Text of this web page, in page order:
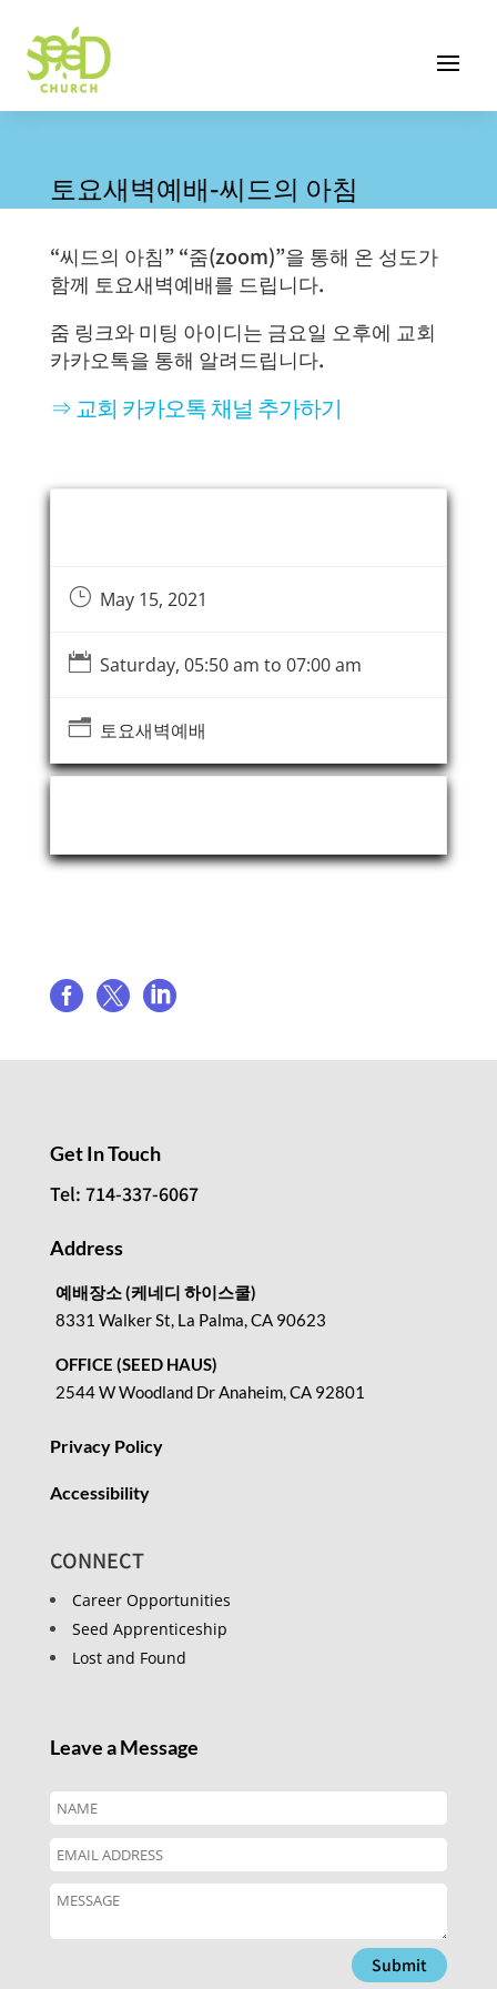
토요새벽예배-씨드의 아침
“씨드의 아침” “줌(zoom)”을 통해 온 성도가
함께 토요새벽예배를 드립니다.
줌 링크와 미팅 아이디는 금요일 오후에 교회
카카오톡을 통해 알려드립니다.
⇒ 교회 카카오톡 채널 추가하기
}May 15, 2021
 Saturday, 05:50 am to 07:00 am
n토요새벽예배
  
Get In Touch
Tel: 714-337-6067
Address
예배장소 (케네디 하이스쿨)
8331 Walker St, La Palma, CA 90623
OFFICE (SEED HAUS)
2544 W Woodland Dr Anaheim, CA 92801
Privacy Policy
Accessibility
CONNECT
Career Opportunities
Seed Apprenticeship
Lost and Found
Leave a Message
Submit